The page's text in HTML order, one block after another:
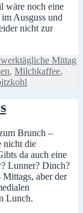
wäre noch eine
Ausguss und
nicht zur
Mittag
, Milchkaffee,
Brunch –
nicht die
da auch eine
Lunner? Dinch?
Mittags, aber der
Lunch.